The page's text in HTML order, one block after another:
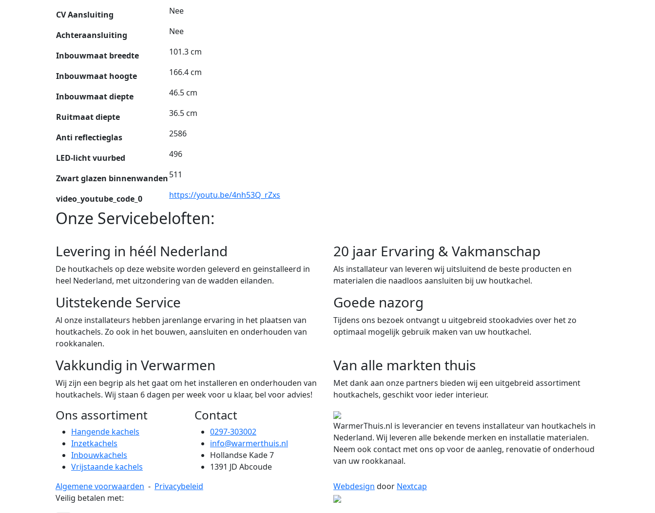
CV Aansluiting Nee
Achteraansluiting Nee
Inbouwmaat breedte 101.3 cm
Inbouwmaat hoogte 166.4 cm
Inbouwmaat diepte 46.5 cm
Ruitmaat diepte 36.5 cm
Anti reflectieglas 2586
LED-licht vuurbed 496
Zwart glazen binnenwanden511
video_youtube_code_0 https://youtu.be/4nh53Q_rZxs
Onze Servicebeloften:
Levering in héél Nederland
De houtkachels op deze website worden geleverd en geinstalleerd in
heel Nederland, met uitzondering van de wadden eilanden.
20 jaar Ervaring & Vakmanschap
Als installateur van leveren wij uitsluitend de beste producten en
materialen die naadloos aansluiten bij uw houtkachel.
Uitstekende Service
Al onze installateurs hebben jarenlange ervaring in het plaatsen van
houtkachels. Zo ook in het bouwen, aansluiten en onderhouden van
rookkanalen.
Goede nazorg
Tijdens ons bezoek ontvangt u uitgebreid stookadvies over het zo
optimaal mogelijk gebruik maken van uw houtkachel.
Vakkundig in Verwarmen
Wij zijn een begrip als het gaat om het installeren en onderhouden van
houtkachels. Wij staan 6 dagen per week voor u klaar, bel voor advies!
Van alle markten thuis
Met dank aan onze partners bieden wij een uitgebreid assortiment
houtkachels, geschikt voor ieder interieur.
Ons assortiment
Hangende kachels
Inzetkachels
Inbouwkachels
Vrijstaande kachels
Contact
0297-303002
info@warmerthuis.nl
Hollandse Kade 7
1391 JD Abcoude
WarmerThuis.nl is leverancier en tevens installateur van houtkachels in
Nederland. Wij leveren alle bekende merken en installatie materialen.
Neem ook contact met ons op voor de aanleg, renovatie of onderhoud
van uw rookkanaal.
Algemene voorwaarden - Privacybeleid Webdesign door Nextcap
Veilig betalen met: